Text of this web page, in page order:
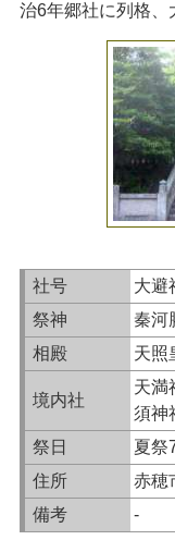
治6年郷社に列格、
社号
大避
祭神
秦河
相殿
天照
境内社
天満
須神
祭日
夏祭
住所
赤穂
備考
-